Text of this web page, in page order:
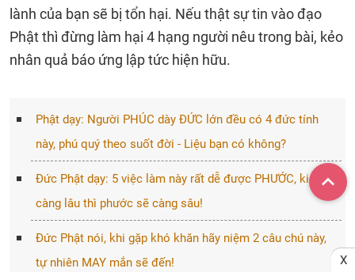
lành của bạn sẽ bị tổn hại. Nếu thật sự tin vào đạo
Phật thì đừng làm hại 4 hạng người nêu trong bài, kẻo
nhân quả báo ứng lập tức hiện hữu.
Phật dạy: Người PHÚC dày ĐỨC lớn đều có 4 đức tính
này, phú quý theo suốt đời - Liệu bạn có không?
Đức Phật dạy: 5 việc làm này rất dễ được PHƯỚC, kiên trì
càng lâu thì phước sẽ càng sâu!
Đức Phật nói, khi gặp khó khăn hãy niệm 2 câu chú này,
tự nhiên MAY mắn sẽ đến!
X